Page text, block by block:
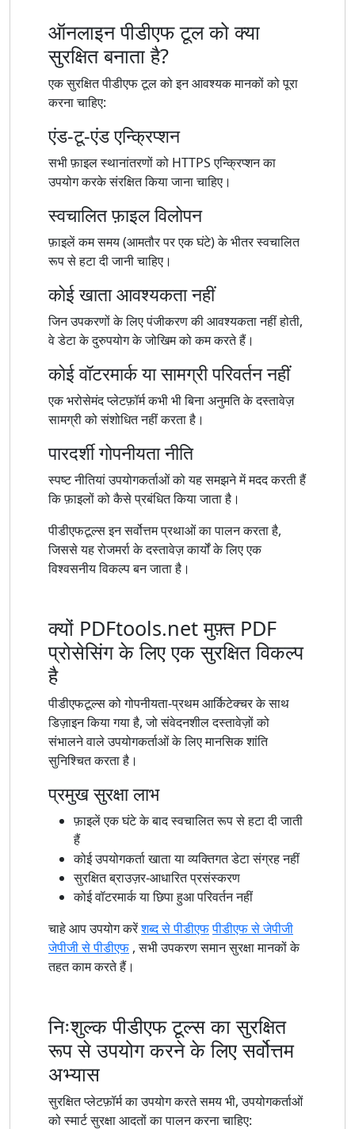
ऑनलाइन पीडीएफ टूल को क्या
सुरक्षित बनाता है?
एक सुरक्षित पीडीएफ टूल को इन आवश्यक मानकों को पूरा
करना चाहिए:
एंड-टू-एंड एन्क्रिप्शन
सभी फ़ाइल स्थानांतरणों को HTTPS एन्क्रिप्शन का
उपयोग करके संरक्षित किया जाना चाहिए।
स्वचालित फ़ाइल विलोपन
फ़ाइलें कम समय (आमतौर पर एक घंटे) के भीतर स्वचालित
रूप से हटा दी जानी चाहिए।
कोई खाता आवश्यकता नहीं
जिन उपकरणों के लिए पंजीकरण की आवश्यकता नहीं होती,
वे डेटा के दुरुपयोग के जोखिम को कम करते हैं।
कोई वॉटरमार्क या सामग्री परिवर्तन नहीं
एक भरोसेमंद प्लेटफ़ॉर्म कभी भी बिना अनुमति के दस्तावेज़
सामग्री को संशोधित नहीं करता है।
पारदर्शी गोपनीयता नीति
स्पष्ट नीतियां उपयोगकर्ताओं को यह समझने में मदद करती हैं
कि फ़ाइलों को कैसे प्रबंधित किया जाता है।
पीडीएफटूल्स इन सर्वोत्तम प्रथाओं का पालन करता है,
जिससे यह रोजमर्रा के दस्तावेज़ कार्यों के लिए एक
विश्वसनीय विकल्प बन जाता है।
क्यों PDFtools.net मुफ़्त PDF
प्रोसेसिंग के लिए एक सुरक्षित विकल्प
है
पीडीएफटूल्स को गोपनीयता-प्रथम आर्किटेक्चर के साथ
डिज़ाइन किया गया है, जो संवेदनशील दस्तावेज़ों को
संभालने वाले उपयोगकर्ताओं के लिए मानसिक शांति
सुनिश्चित करता है।
प्रमुख सुरक्षा लाभ
फ़ाइलें एक घंटे के बाद स्वचालित रूप से हटा दी जाती
हैं
कोई उपयोगकर्ता खाता या व्यक्तिगत डेटा संग्रह नहीं
सुरक्षित ब्राउज़र-आधारित प्रसंस्करण
कोई वॉटरमार्क या छिपा हुआ परिवर्तन नहीं
चाहे आप उपयोग करेंशब्द से पीडीएफपीडीएफ से जेपीजी
जेपीजी से पीडीएफ , सभी उपकरण समान सुरक्षा मानकों के
तहत काम करते हैं।
निःशुल्क पीडीएफ टूल्स का सुरक्षित
रूप से उपयोग करने के लिए सर्वोत्तम
अभ्यास
सुरक्षित प्लेटफ़ॉर्म का उपयोग करते समय भी, उपयोगकर्ताओं
को स्मार्ट सुरक्षा आदतों का पालन करना चाहिए: